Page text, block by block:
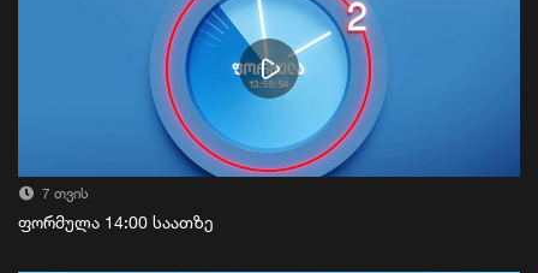
7 თვის
ფორმულა 14:00 საათზე